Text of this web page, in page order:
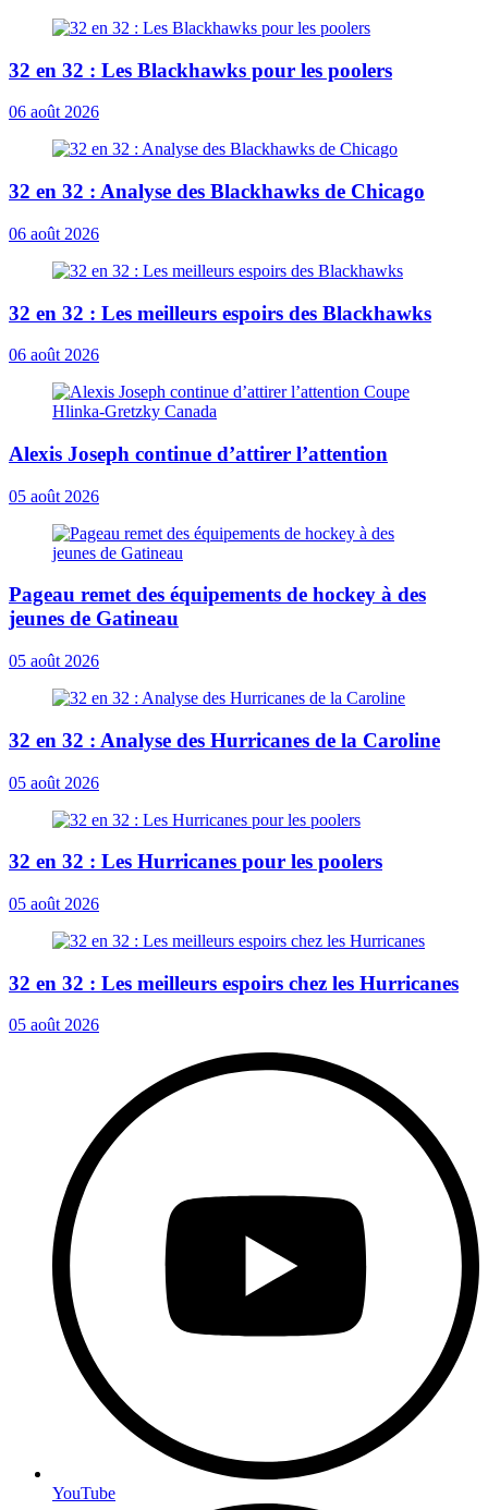
32 en 32 : Les Blackhawks pour les poolers
06 août 2026
32 en 32 : Analyse des Blackhawks de Chicago
06 août 2026
32 en 32 : Les meilleurs espoirs des Blackhawks
06 août 2026
Alexis Joseph continue d’attirer l’attention
05 août 2026
Pageau remet des équipements de hockey à des
jeunes de Gatineau
05 août 2026
32 en 32 : Analyse des Hurricanes de la Caroline
05 août 2026
32 en 32 : Les Hurricanes pour les poolers
05 août 2026
32 en 32 : Les meilleurs espoirs chez les Hurricanes
05 août 2026
YouTube